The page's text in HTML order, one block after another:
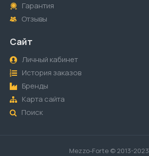
Гарантия
Отзывы
Сайт
Личный кабинет
История заказов
Бренды
Карта сайта
Поиск
Mezzo-Forte © 2013-2023